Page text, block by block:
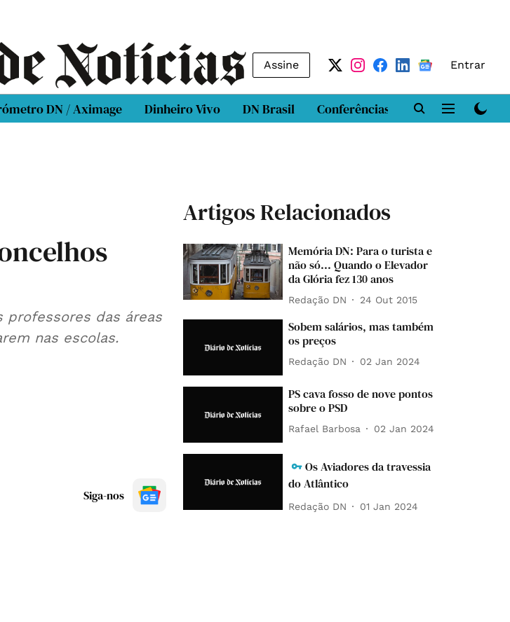
Assine Entrar
DN / Aximage Dinheiro Vivo DN Brasil Conferências DN LAB
professores das áreas
nas escolas.
Siga-nos
Artigos Relacionados
Memória DN: Para o turista e
não só... Quando o Elevador
da Glória fez 130 anos
Redação DN 24 Out 2015
Sobem salários, mas também
os preços
Redação DN 02 Jan 2024
PS cava fosso de nove pontos
sobre o PSD
Rafael Barbosa 02 Jan 2024
Os Aviadores da travessia
do Atlântico
Redação DN 01 Jan 2024